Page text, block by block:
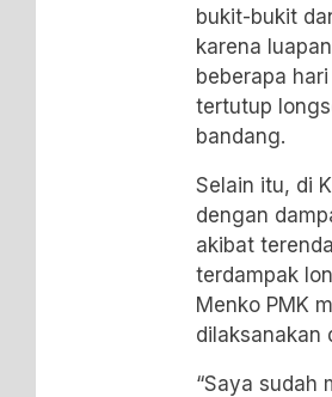
bukit-bukit
karena
beberapa
tertutup
bandang.
Selain itu, di
dengan
akibat
terdampak
Menko PMK
dilaksanakan
“Saya sudah